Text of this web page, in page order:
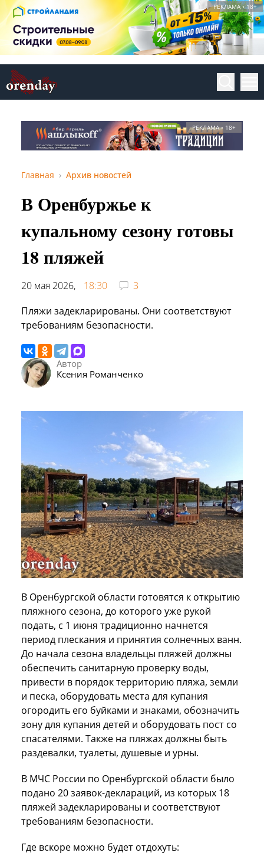
РЕКЛАМА • 18+
РЕКЛАМА • 18+
Главная Архив новостей
В Оренбуржье к
купальному сезону готовы
18 пляжей
20 мая 2026, 18:30
3
Пляжи задекларированы. Они соответствуют
требованиям безопасности.
Автор
Ксения Романченко
В Оренбургской области готовятся к открытию
пляжного сезона, до которого уже рукой
подать, с 1 июня традиционно начнется
период плескания и принятия солнечных ванн.
До начала сезона владельцы пляжей должны
обеспечить санитарную проверку воды,
привести в порядок территорию пляжа, земли
и песка, оборудовать места для купания
огородить его буйками и знаками, обозначить
зону для купания детей и оборудовать пост со
спасателями. Также на пляжах должны быть
раздевалки, туалеты, душевые и урны.
В МЧС России по Оренбургской области было
подано 20 заявок-деклараций, из которых 18
пляжей задекларированы и соответствуют
требованиям безопасности.
Где вскоре можно будет отдохуть: